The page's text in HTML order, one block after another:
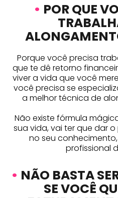
• POR QUE
Porque você precisa
que te dê retorno
viver a vida que você
você precisa se
a melhor técnica de
Não existe fórmula
sua vida, vai ter que dar
no seu
profissional
• NÃO BASTA
SE VOCÊ